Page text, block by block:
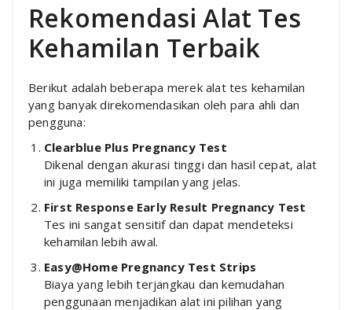
Rekomendasi Alat Tes
Kehamilan Terbaik
Berikut adalah beberapa merek alat tes kehamilan
yang banyak direkomendasikan oleh para ahli dan
pengguna:
Clearblue Plus Pregnancy Test
Dikenal dengan akurasi tinggi dan hasil cepat, alat
ini juga memiliki tampilan yang jelas.
First Response Early Result Pregnancy Test
Tes ini sangat sensitif dan dapat mendeteksi
kehamilan lebih awal.
Easy@Home Pregnancy Test Strips
Biaya yang lebih terjangkau dan kemudahan
penggunaan menjadikan alat ini pilihan yang